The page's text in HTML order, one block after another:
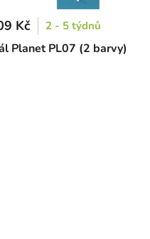
Planet PL07 (2 barvy)
Kč 2 - 5 týdnů